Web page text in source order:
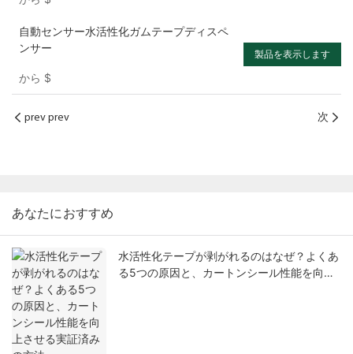
自動センサー水活性化ガムテープディスペ
ンサー
から $
製品を表示します
prev prev 次
あなたにおすすめ
水活性化テープが剥がれるのはなぜ？よくあ
る5つの原因と、カートンシール性能を向上